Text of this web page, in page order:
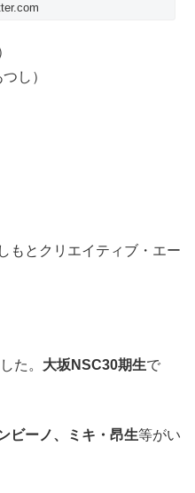
し）
とクリエイティブ・エー
た。 大坂NSC30期生で
ビーノ、ミキ・昂生等がい